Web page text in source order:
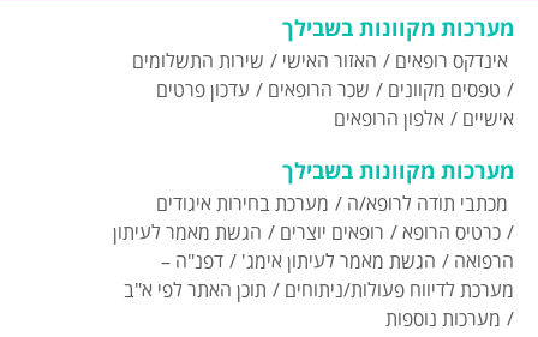
מערכות מקוונות בשבילך
אינדקס רופאים האזור האישי שירות התשלומים
טפסים מקוונים שכר הרופאים עדכון פרטים
אישיים אלפון הרופאים
מערכות מקוונות בשבילך
מכתבי תודה לרופא/ה מערכת בחירות איגודים
כרטיס הרופא רופאים יוצרים הגשת מאמר לעיתון
הרפואה הגשת מאמר לעיתון אימג' דפנ"ה –
מערכת לדיווח פעולות/ניתוחים תוכן האתר לפי א"ב
מערכות נוספות